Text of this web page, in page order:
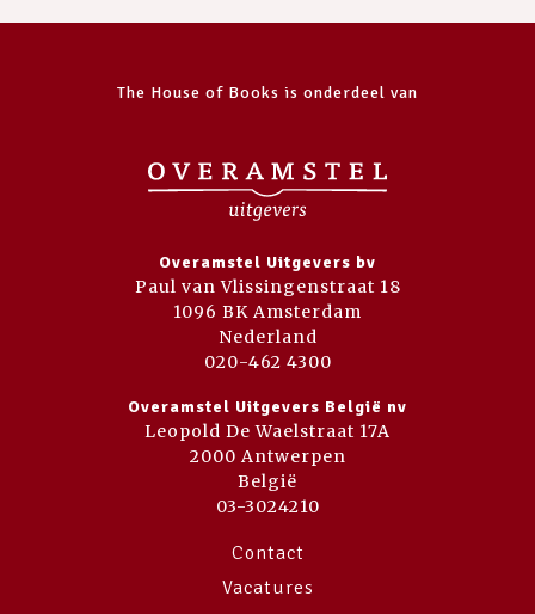
The House of Books is onderdeel van
Overamstel Uitgevers bv
Paul van Vlissingenstraat 18
1096 BK Amsterdam
Nederland
020-462 4300
Overamstel Uitgevers België nv
Leopold De Waelstraat 17A
2000 Antwerpen
België
03-3024210
Contact
Vacatures